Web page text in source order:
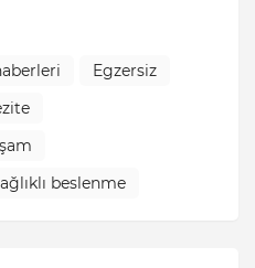
Egzersiz
beslenme